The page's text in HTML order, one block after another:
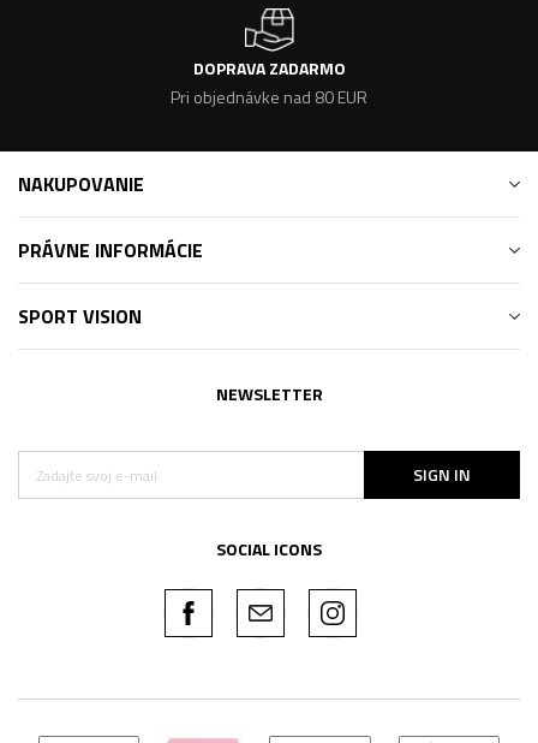
DOPRAVA ZADARMO
Pri objednávke nad 80 EUR
NAKUPOVANIE
PRÁVNE INFORMÁCIE
SPORT VISION
NEWSLETTER
SIGN IN
SOCIAL ICONS